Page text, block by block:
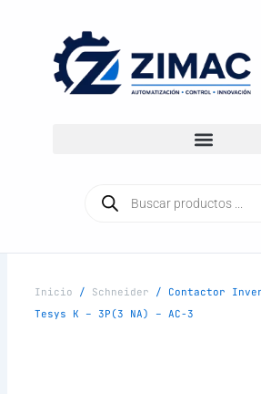
contenido
productos
Inicio / Schneider / Contactor
Tesys K – 3P(3 NA) – AC-3